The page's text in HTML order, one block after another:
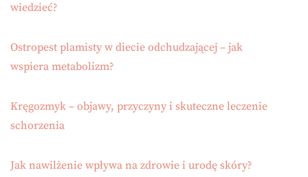
wiedzieć?
Ostropest plamisty w diecie odchudzającej – jak
wspiera metabolizm?
Kręgozmyk – objawy, przyczyny i skuteczne leczenie
schorzenia
Jak nawilżenie wpływa na zdrowie i urodę skóry?